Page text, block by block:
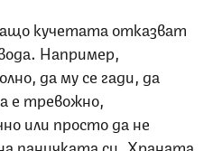
кучетата отказват
Например,
да му се гади, да
е тревожно,
или просто да не
паничката си. Храната